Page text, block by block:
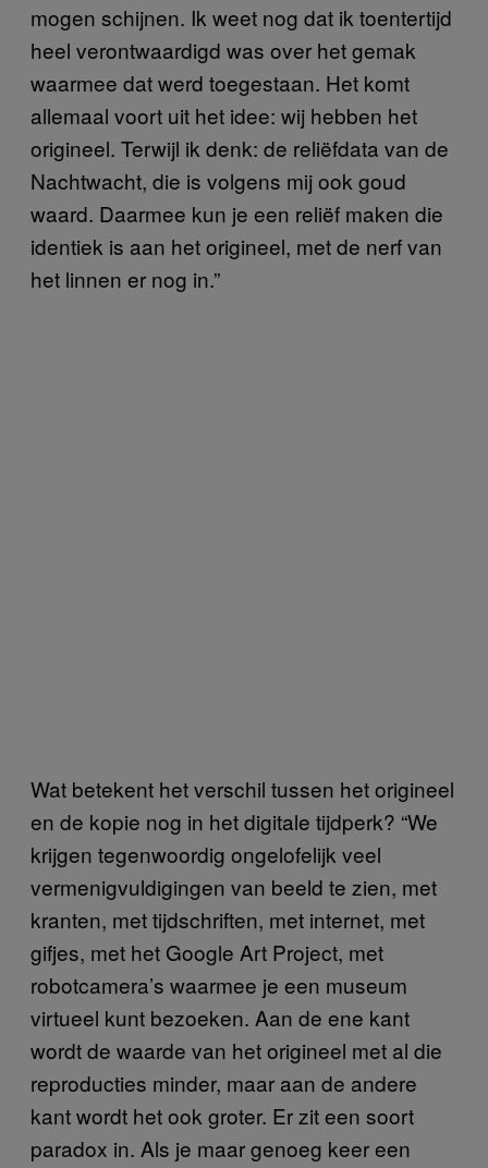
mogen schijnen. Ik weet nog dat ik toentertijd
heel verontwaardigd was over het gemak
waarmee dat werd toegestaan. Het komt
allemaal voort uit het idee: wij hebben het
origineel. Terwijl ik denk: de reliëfdata van de
Nachtwacht, die is volgens mij ook goud
waard. Daarmee kun je een reliëf maken die
identiek is aan het origineel, met de nerf van
het linnen er nog in.”
Wat betekent het verschil tussen het origineel
en de kopie nog in het digitale tijdperk? “We
krijgen tegenwoordig ongelofelijk veel
vermenigvuldigingen van beeld te zien, met
kranten, met tijdschriften, met internet, met
gifjes, met het Google Art Project, met
robotcamera’s waarmee je een museum
virtueel kunt bezoeken. Aan de ene kant
wordt de waarde van het origineel met al die
reproducties minder, maar aan de andere
kant wordt het ook groter. Er zit een soort
paradox in. Als je maar genoeg keer een